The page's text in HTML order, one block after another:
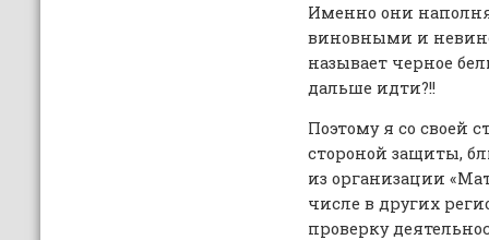
Именно они
виновными и
называет черное
дальше идти?!!
Поэтому я со своей
стороной защиты,
из организации
числе в других
проверку